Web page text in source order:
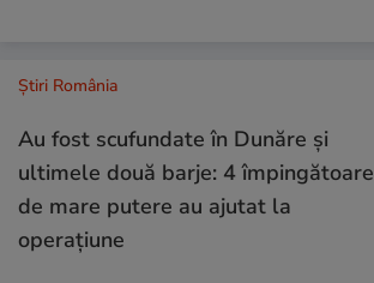
Știri România
Au fost scufundate în Dunăre și
ultimele două barje: 4 împingătoare
de mare putere au ajutat la
operațiune